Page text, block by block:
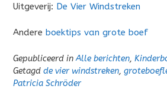
Uitgeverij: De Vier Windstreken
Andere boektips van grote boef
Gepubliceerd inAlle berichten,
Getagd de vier windstreken,
Patricia Schröder